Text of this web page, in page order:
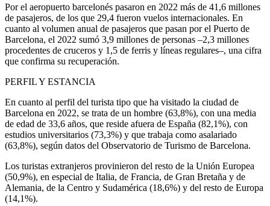
Por el aeropuerto barcelonés pasaron en 2022 más de 41,6 millones
de pasajeros, de los que 29,4 fueron vuelos internacionales. En
cuanto al volumen anual de pasajeros que pasan por el Puerto de
Barcelona, el 2022 sumó 3,9 millones de personas –2,3 millones
procedentes de cruceros y 1,5 de ferris y líneas regulares–, una cifra
que confirma su recuperación.
PERFIL Y ESTANCIA
En cuanto al perfil del turista tipo que ha visitado la ciudad de
Barcelona en 2022, se trata de un hombre (63,8%), con una media
de edad de 33,6 años, que reside afuera de España (82,1%), con
estudios universitarios (73,3%) y que trabaja como asalariado
(63,8%), según datos del Observatorio de Turismo de Barcelona.
Los turistas extranjeros provinieron del resto de la Unión Europea
(50,9%), en especial de Italia, de Francia, de Gran Bretaña y de
Alemania, de la Centro y Sudamérica (18,6%) y del resto de Europa
(14,1%).